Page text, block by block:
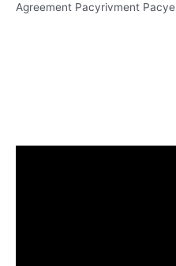
Agreement Pacyrivment